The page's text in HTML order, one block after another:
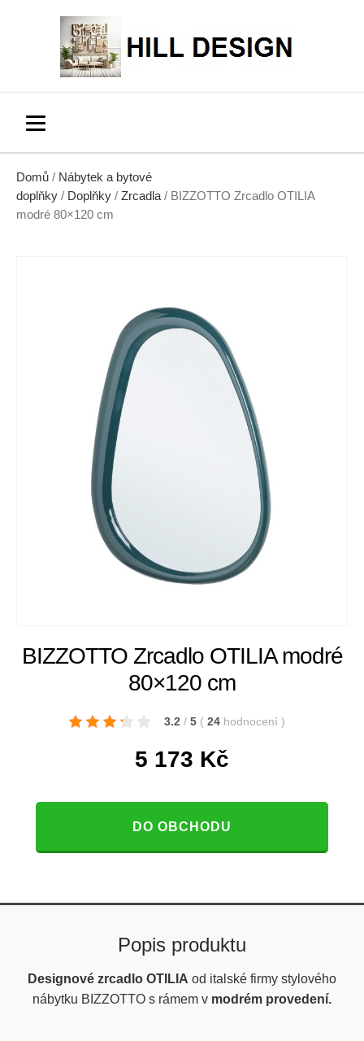
Domů / Nábytek a bytové
doplňky / Doplňky / Zrcadla / BIZZOTTO Zrcadlo OTILIA
modré 80×120 cm
BIZZOTTO Zrcadlo OTILIA modré
80×120 cm
3.2 / 5 ( 24 hodnocení )
5 173 Kč
DO OBCHODU
Popis produktu
Designové zrcadlo OTILIA od italské firmy stylového
nábytku BIZZOTTO s rámem v modrém provedení.